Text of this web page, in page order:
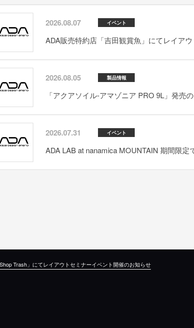
2026.08.07 イベント
ADA販売特約店「吉田観賞魚」にてレイア
2026.08.05 製品情報
「アクアソイル-アマゾニア PRO 9L」発売
2026.07.31 イベント
ADA LAB at nanamica MOUNTAIN 期間限定
Trash」にてレイアウトセミナーイベント開催のお知らせ